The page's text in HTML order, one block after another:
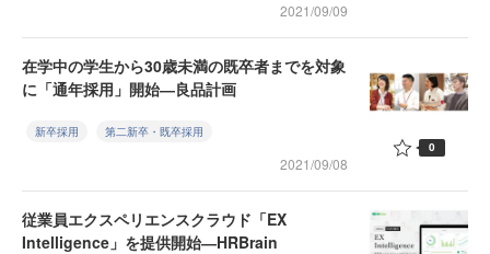
2021/09/09
在学中の学生から30歳未満の既卒者までを対象
に「通年採用」開始―良品計画
新卒採用 第二新卒・既卒採用
2021/09/08
0
従業員エクスペリエンスクラウド「EX
Intelligence」を提供開始―HRBrain